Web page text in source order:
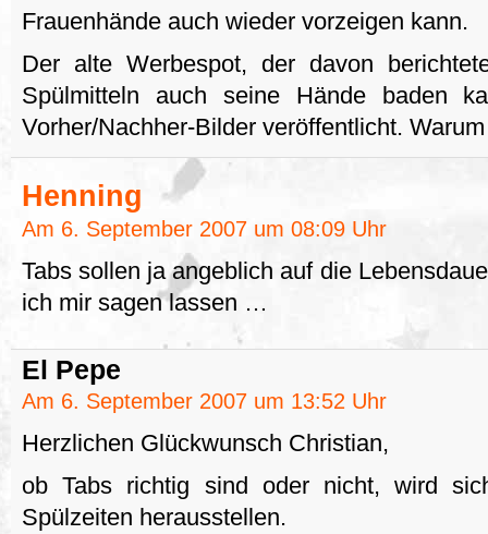
Frauenhände auch wieder vorzeigen kann.
Der alte Werbespot, der davon
Spülmitteln auch seine Hände baden
Vorher/Nachher-Bilder veröffentlicht.
Henning
Am 6. September 2007 um 08:09 Uhr
Tabs sollen ja angeblich auf die
ich mir sagen lassen …
El Pepe
Am 6. September 2007 um 13:52 Uhr
Herzlichen Glückwunsch Christian,
ob Tabs richtig sind oder nicht, wird
Spülzeiten herausstellen.